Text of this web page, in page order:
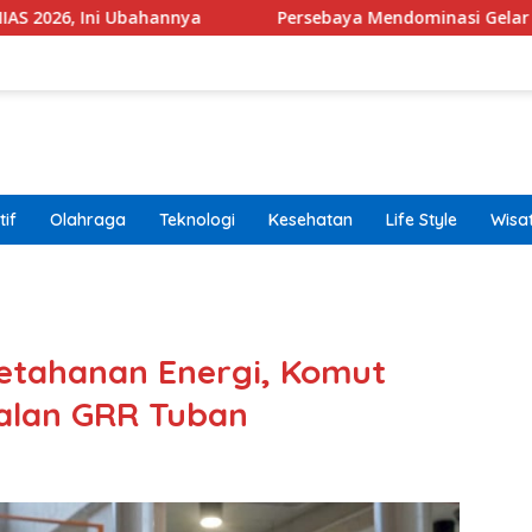
Persebaya Mendominasi Gelar Ri 2026 usai
Olahraga Teknologi Kesehatan Life Style
Energi, Komut
GRR Tuban